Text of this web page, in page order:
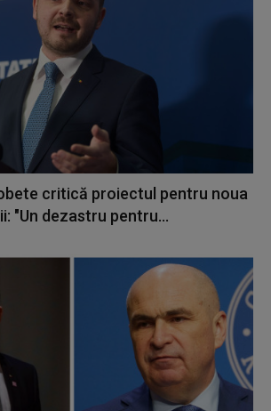
critică proiectul pentru noua
"Un dezastru pentru...